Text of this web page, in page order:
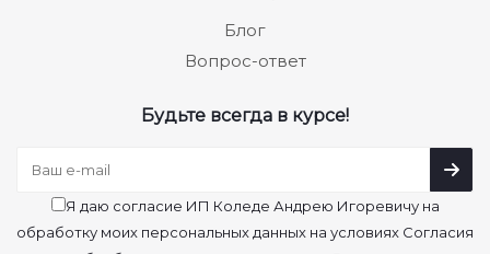
Блог
Вопрос-ответ
Будьте всегда в курсе!
Я даю согласие ИП Коледе Андрею Игоревичу на
обработку моих персональных данных на условиях Согласия